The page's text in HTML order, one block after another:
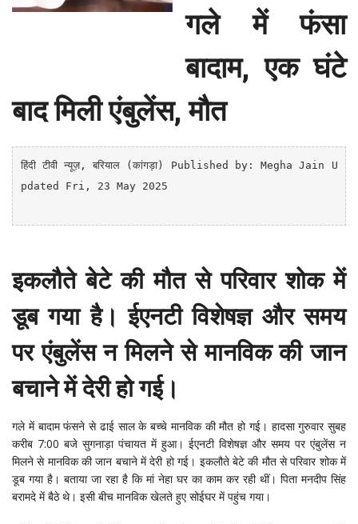
गले में फंसा
बादाम, एक घंटे
बाद मिली एंबुलेंस, मौत
हिंदी टीवी न्यूज़, बरियाल (कांगड़ा)
Published by: Megha Jain U
pdated Fri, 23 May 2025
इकलौते बेटे की मौत से परिवार शोक में
डूब गया है। ईएनटी विशेषज्ञ और समय
पर एंबुलेंस न मिलने से मानविक की जान
बचाने में देरी हो गई।
गले में बादाम फंसने से ढाई साल के बच्चे मानविक की मौत हो गई। हादसा गुरुवार सुबह
करीब 7:00 बजे सुगनाड़ा पंचायत में हुआ। ईएनटी विशेषज्ञ और समय पर एंबुलेंस न
मिलने से मानविक की जान बचाने में देरी हो गई। इकलौते बेटे की मौत से परिवार शोक में
डूब गया है। बताया जा रहा है कि मां नेहा घर का काम कर रही थीं। पिता मनदीप सिंह
बरामदे में बैठे थे। इसी बीच मानविक खेलते हुए सोईघर में पहुंच गया।